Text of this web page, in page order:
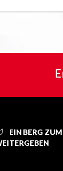
EIN BERG ZUM